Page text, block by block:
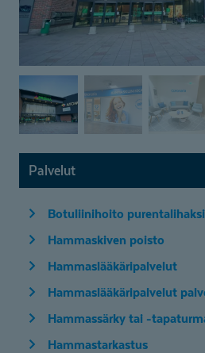
Palvelut
Botuliinihoito
Hammaskiven poisto
Hammaslääkäripalvelut
Hammaslääkäripalvelut
Hammassärky tai -
Hammastarkastus